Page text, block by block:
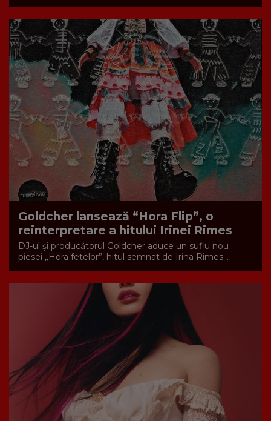
Goldcher lansează “Hora Flip”, o
reinterpretare a hitului Irinei Rimes
DJ-ul și producătorul Goldcher aduce un suflu nou
piesei „Hora fetelor”, hitul semnat de Irina Rimes...